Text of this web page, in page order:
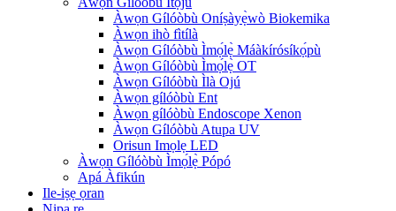
Àwọn Gílóòbù Oníṣàyẹ̀wò Biokemika
Àwọn ihò fìtílà
Àwọn Gílóòbù Ìmọ́lẹ̀ Máàkírósíkọ́pù
Àwọn Gílóòbù Ìmọ́lẹ̀ OT
Àwọn Gílóòbù Ìlà Ojú
Àwọn gílóòbù Ent
Àwọn gílóòbù Endoscope Xenon
Àwọn Gílóòbù Atupa UV
Orisun Imọlẹ LED
Àwọn Gílóòbù Ìmọ́lẹ̀ Pópó
Apá Àfikún
Ile-iṣẹ ọran